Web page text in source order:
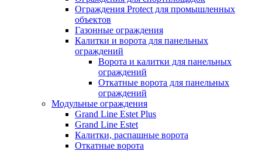
Ограждения Protect для промышленных
объектов
Газонные ограждения
Калитки и ворота для панельных
ограждений
Ворота и калитки для панельных
ограждений
Откатные ворота для панельных
ограждений
Модульные ограждения
Grand Line Estet Plus
Grand Line Estet
Калитки, распашные ворота
Откатные ворота